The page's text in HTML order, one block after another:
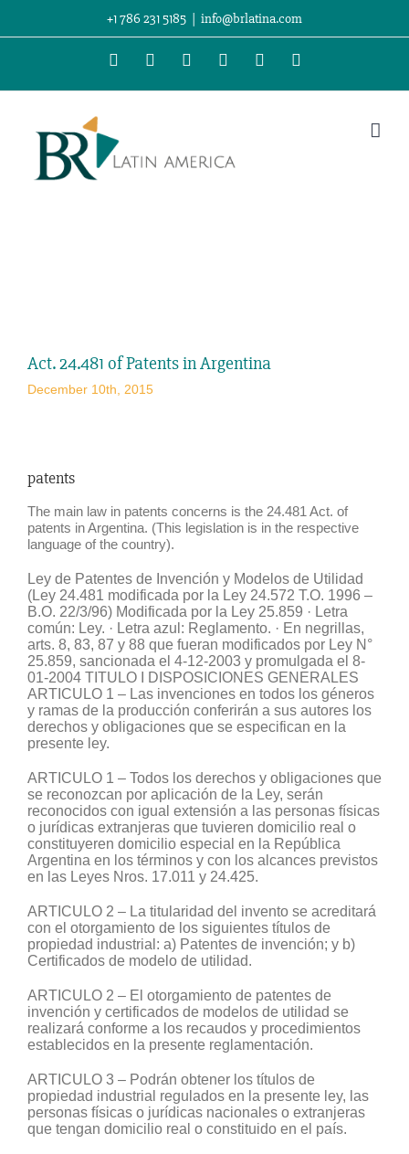
to
+1 786 231 5185 | info@brlatina.com
WhatsApp
LinkedInFacebookTwitterInstagram
Vimeo
Larger
Image
Act. 24.481 of Patents in Argentina
December 10th, 2015
patents
The main law in patents concerns is the 24.481 Act. of
patents in Argentina. (This legislation is in the respective
language of the country).
Ley de Patentes de Invención y Modelos de Utilidad
(Ley 24.481 modificada por la Ley 24.572 T.O. 1996 –
B.O. 22/3/96) Modificada por la Ley 25.859 · Letra
común: Ley. · Letra azul: Reglamento. · En negrillas,
arts. 8, 83, 87 y 88 que fueran modificados por Ley N°
25.859, sancionada el 4-12-2003 y promulgada el 8-
01-2004 TITULO I DISPOSICIONES GENERALES
ARTICULO 1 – Las invenciones en todos los géneros
y ramas de la producción conferirán a sus autores los
derechos y obligaciones que se especifican en la
presente ley.
ARTICULO 1 – Todos los derechos y obligaciones que
se reconozcan por aplicación de la Ley, serán
reconocidos con igual extensión a las personas físicas
o jurídicas extranjeras que tuvieren domicilio real o
constituyeren domicilio especial en la República
Argentina en los términos y con los alcances previstos
en las Leyes Nros. 17.011 y 24.425.
ARTICULO 2 – La titularidad del invento se acreditará
con el otorgamiento de los siguientes títulos de
propiedad industrial: a) Patentes de invención; y b)
Certificados de modelo de utilidad.
ARTICULO 2 – El otorgamiento de patentes de
invención y certificados de modelos de utilidad se
realizará conforme a los recaudos y procedimientos
establecidos en la presente reglamentación.
ARTICULO 3 – Podrán obtener los títulos de
propiedad industrial regulados en la presente ley, las
personas físicas o jurídicas nacionales o extranjeras
que tengan domicilio real o constituido en el país.